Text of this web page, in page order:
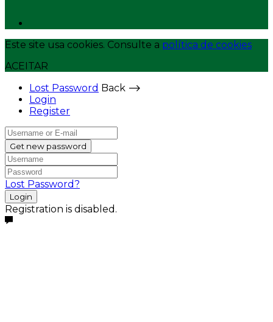
Este site usa cookies. Consulte a política de cookies
ACEITAR
Lost Password Back ⟶
Login
Register
Get new password
Lost Password?
Login
Registration is disabled.